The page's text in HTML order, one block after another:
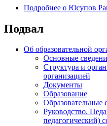
Подробнее о Юсупов
Подвал
Об образовательной
Основные
Структура и
организацией
Документы
Образование
Образовательные
Руководство.
педагогический)